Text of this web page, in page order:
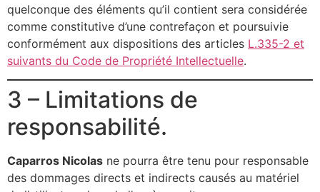
quelconque des éléments qu’il contient sera considérée
comme constitutive d’une contrefaçon et poursuivie
conformément aux dispositions des articles L.335-2 et
suivants du Code de Propriété Intellectuelle.
3 – Limitations de
responsabilité.
Caparros Nicolas ne pourra être tenu pour responsable
des dommages directs et indirects causés au matériel